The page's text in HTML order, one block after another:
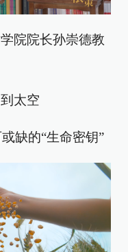
院院长孙崇德教
太空
缺的“生命密钥”